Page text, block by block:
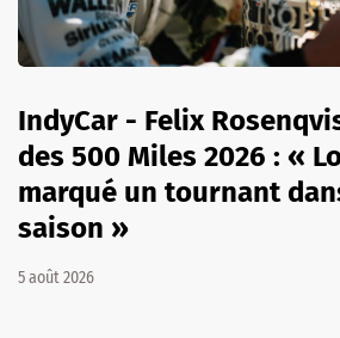
IndyCar - Felix
des 500 Miles 2026 : «
marqué un tournant
saison »
5 août 2026